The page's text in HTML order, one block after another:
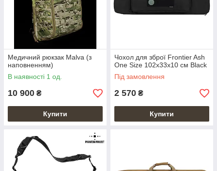
Медичний рюкзак Malva (з
наповненням)
В наявності 1 од.
10 900 ₴
Купити
Чохол для зброї Frontier Ash
One Size 102x33x10 см Black
Під замовлення
2 570 ₴
Купити